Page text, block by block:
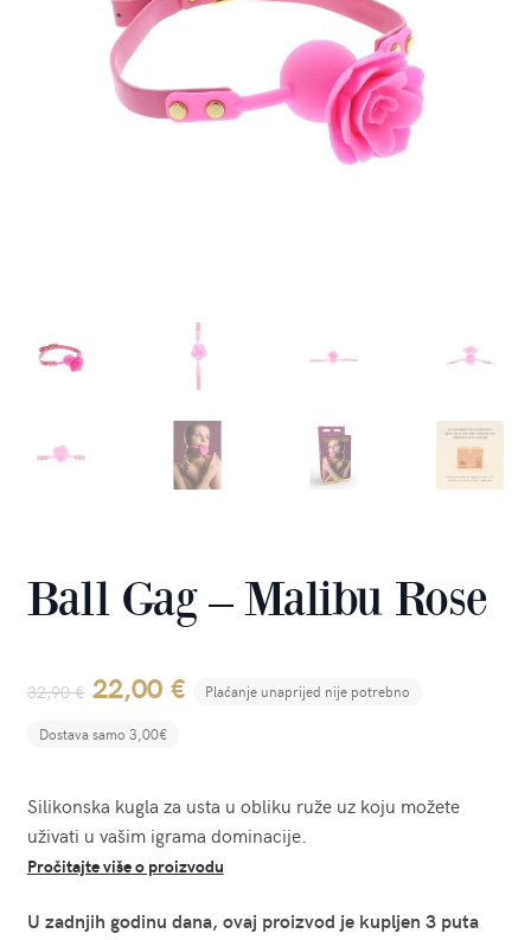
Ball Gag – Malibu Rose
32,90€ Original
price
32,90 €.
22,00 €Current
22,00 €.
Plaćanje unaprijed nije potrebno
Dostava samo 3,00€
Silikonska kugla za usta u obliku ruže uz koju možete
uživati u vašim igrama dominacije.
Pročitajte više o proizvodu
U zadnjih godinu dana, ovaj proizvod je kupljen 3 puta